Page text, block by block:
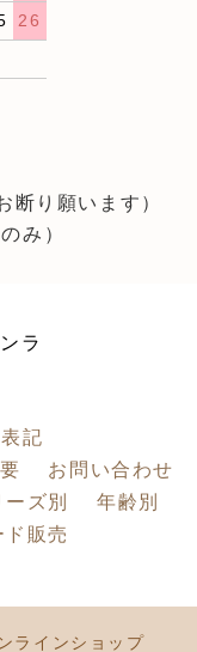
26
断り願います）
み）
記
お問い合わせ
ーズ別
年齢別
ド販売
ラインショップ